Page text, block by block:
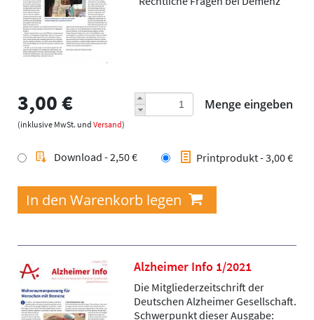
3,00 €
(inklusive MwSt. und Versand)
Printprodukt - 3,00 €
Download - 2,50 €
Menge eingeben
Alzheimer Info 1/2021
Die Mitgliederzeitschrift der
Deutschen Alzheimer Gesellschaft.
Schwerpunkt dieser Ausgabe: